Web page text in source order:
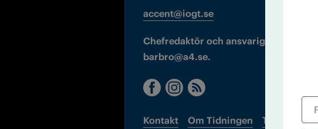
accent@iogt.se
Chefredaktör och ansvarig utgivare:
barbro@a4.se.
Kontakt Om Tidningen